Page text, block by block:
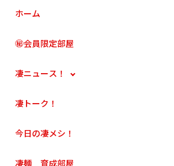
ホーム
㊙会員限定部屋
凄ニュース！
凄トーク！
今日の凄メシ！
凄麺 育成部屋